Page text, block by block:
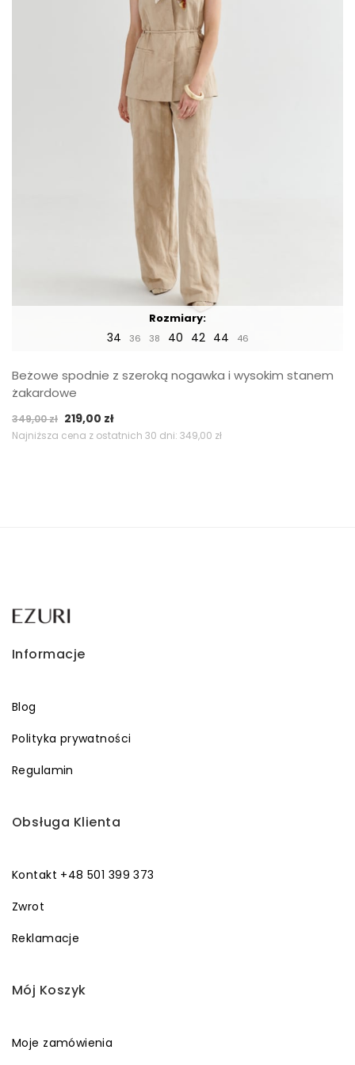
Rozmiary:
34 36 38 40 42 44 46
Beżowe spodnie z szeroką nogawka i wysokim stanem
żakardowe
349,00zł Pierwotna
cena
219,00 złAktualna
cena
Najniższa cena z ostatnich 30 dni: 349,00 zł
Informacje
Blog
Polityka prywatności
Regulamin
Obsługa Klienta
Kontakt +48 501 399 373
Zwrot
Reklamacje
Mój Koszyk
Moje zamówienia